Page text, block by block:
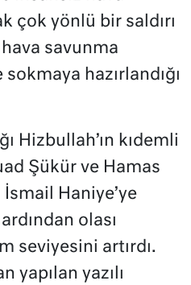
çok yönlü bir saldırı
savunma
hazırlandığı
Hizbullah’ın kıdemli
Şükür ve Hamas
Haniye’ye
olası
seviyesini artırdı.
yapılan yazılı